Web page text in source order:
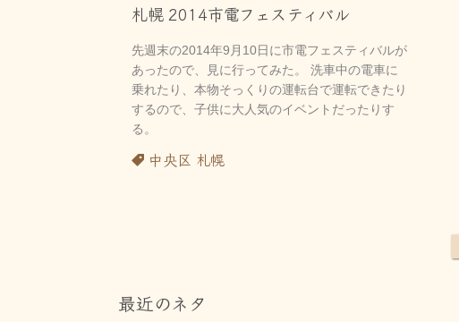
札幌 2014市電フェスティバル
先週末の2014年9月10日に市電フェスティバルが
あったので、見に行ってみた。 洗車中の電車に
乗れたり、本物そっくりの運転台で運転できたり
するので、子供に大人気のイベントだったりす
る。
中央区 札幌
最近のネタ